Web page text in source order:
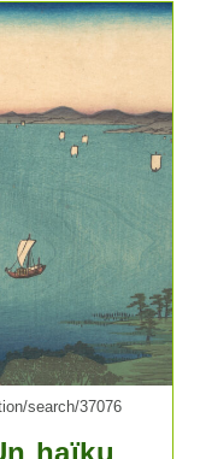
search/37076